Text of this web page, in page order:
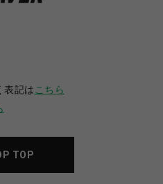
表記は こちら
TOP